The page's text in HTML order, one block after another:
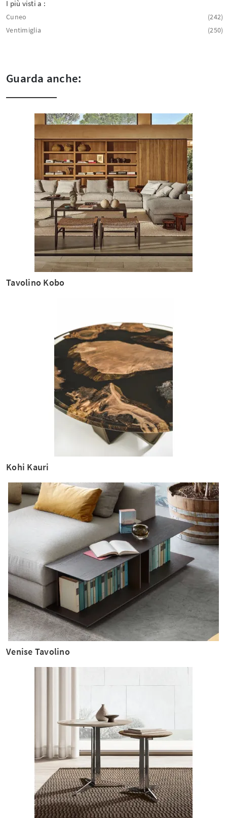
I più visti a :
Cuneo
242
Ventimiglia
250
Guarda anche:
Tavolino Kobo
Kohi Kauri
Venise Tavolino